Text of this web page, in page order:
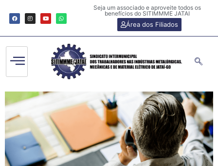
Seja um associado e aproveite todos os
benefícios do SITIMMME JATAI
Área dos Filiados